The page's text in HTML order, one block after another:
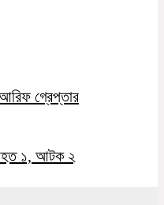
আরিফ গ্রেপ্তার
১, আটক ২